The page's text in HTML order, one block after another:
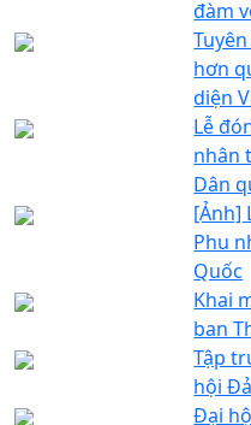
đàm
hơn
diện
Lễ
nhân
Dân
[Ảnh]
Phu
Quốc
Khai
ban
Tập
hội
Đại